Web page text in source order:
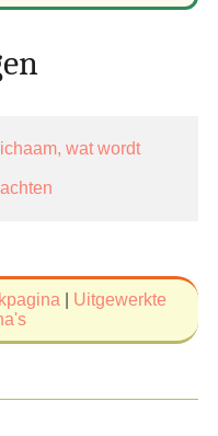
wat wordt
Uitgewerkte